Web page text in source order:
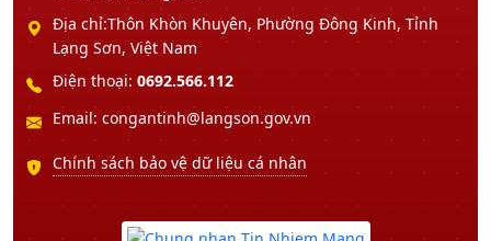
Địa chỉ:Thôn Khòn Khuyên, Phường Đông Kinh, Tỉnh
Lạng Sơn, Việt Nam
Điện thoại: 0692.566.112
Email: congantinh@langson.gov.vn
Chính sách bảo vệ dữ liệu cá nhân